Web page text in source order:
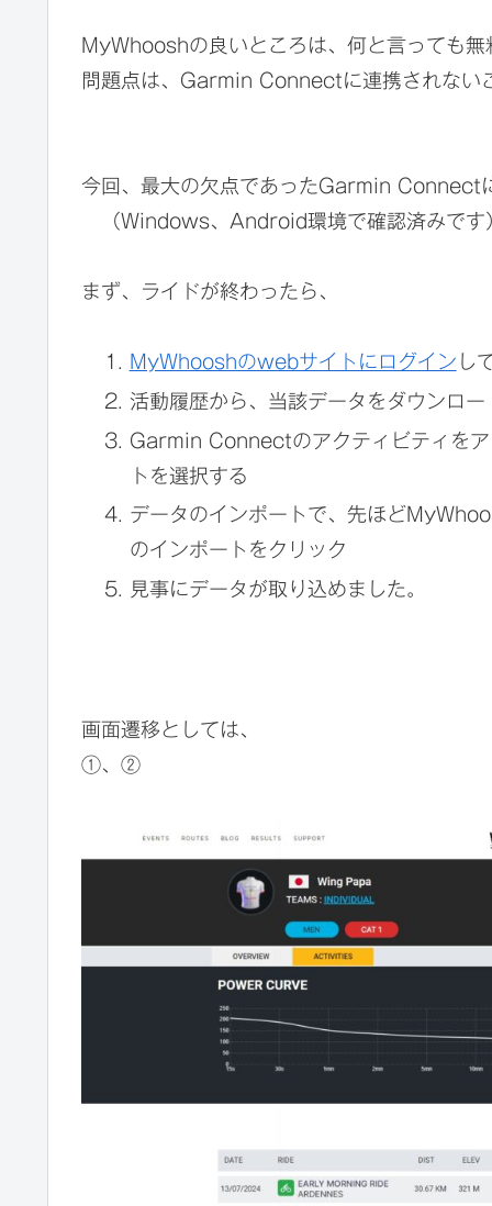
MyWhooshの良いところは、何と言っても無
問題点は、Garmin Connectに連携されない
今回、最大の欠点であったGarmin Connect
（Windows、Android環境で確認済みです
まず、ライドが終わったら、
MyWhooshのwebサイトにログイン し
活動履歴から、当該データをダウンロ
Garmin Connectのアクティビティをア
トを選択する
データのインポートで、先ほど
のインポートをクリック
見事にデータが取り込めました。
画面遷移としては、
①、②